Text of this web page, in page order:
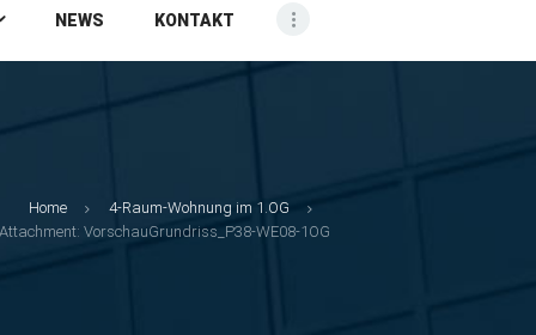
NEWS KONTAKT
Home
4-Raum-Wohnung im 1.OG
Attachment: VorschauGrundriss_P38-WE08-1OG